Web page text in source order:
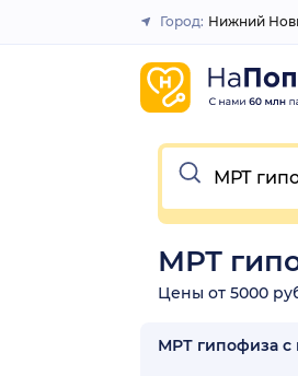
Закрыть
Город: Нижний
Очистить
МРТ
Цены от 5000
МРТ гипофиза с